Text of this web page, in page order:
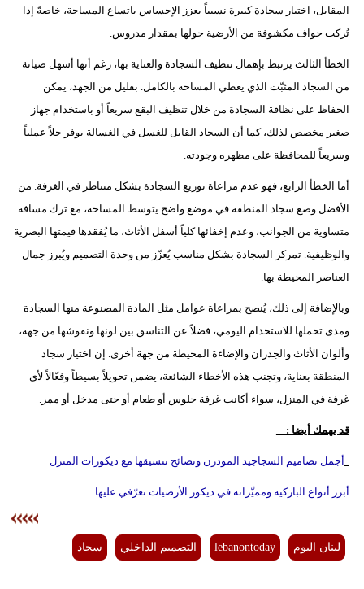
المقابل، اختيار سجادة كبيرة نسبياً يعزز الإحساس باتساع المساحة، خاصةً إذا
تُركت حواف مكشوفة من الأرضية حولها بمقدار مدروس.
الخطأ الثالث يرتبط بإهمال تنظيف السجادة والعناية بها، رغم أنها أسهل صيانة
من السجاد المثبّت الذي يغطي المساحة بالكامل. بقليل من الجهد، يمكن
الحفاظ على نظافة السجادة من خلال تنظيف البقع سريعاً أو باستخدام جهاز
صغير مخصص لذلك، كما أن السجاد القابل للغسل في الغسالة يوفر حلاً عملياً
وسريعاً للمحافظة على مظهره وجودته.
أما الخطأ الرابع، فهو عدم مراعاة توزيع السجادة بشكل متناظر في الغرفة. من
الأفضل وضع سجاد المنطقة في موضع واضح يتوسط المساحة، مع ترك مسافة
متساوية من الجوانب، وعدم إخفائها كلياً أسفل الأثاث، ما يُفقدها قيمتها البصرية
والوظيفية. تمركز السجادة بشكل مناسب يُعزّز من وحدة التصميم ويُبرز جمال
العناصر المحيطة بها.
وبالإضافة إلى ذلك، يُنصح بمراعاة عوامل مثل المادة المصنوعة منها السجادة
ومدى تحملها للاستخدام اليومي، فضلاً عن التناسق بين لونها ونقوشها من جهة،
وألوان الأثاث والجدران والإضاءة المحيطة من جهة أخرى. إن اختيار سجاد
المنطقة بعناية، وتجنب هذه الأخطاء الشائعة، يضمن تحويلاً بسيطاً وفعّالاً لأي
غرفة في المنزل، سواء أكانت غرفة جلوس أو طعام أو حتى مدخل أو ممر.
قد يهمك أيضا :
أجمل تصاميم السجاجيد المودرن ونصائح تنسيقها مع ديكورات المنزل
أبرز أنواع الباركيه ومميّزاته في ديكور الأرضيات تعرّفي عليها
لبنان اليوم lebanontoday التصميم الداخلي سجاد